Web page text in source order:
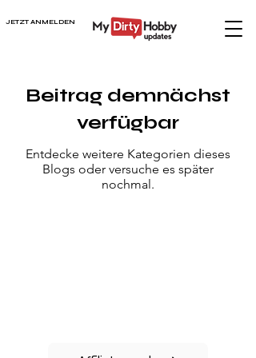
JETZT ANMELDEN
Beitrag demnächst
verfügbar
Entdecke weitere Kategorien dieses
Blogs oder versuche es später
nochmal.